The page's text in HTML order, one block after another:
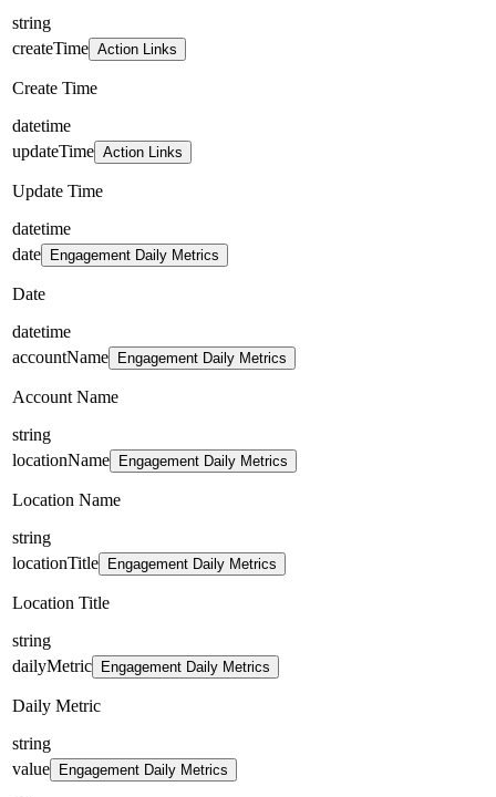
string
createTime Action Links
Create Time
datetime
updateTime Action Links
Update Time
datetime
date
Engagement Daily Metrics
Date
datetime
accountName
Engagement Daily Metrics
Account Name
string
locationName
Engagement Daily Metrics
Location Name
string
locationTitle
Engagement Daily Metrics
Location Title
string
dailyMetric
Engagement Daily Metrics
Daily Metric
string
value
Engagement Daily Metrics